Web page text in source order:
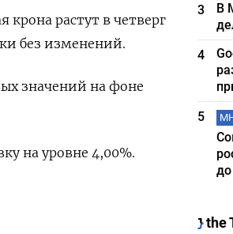
растут в четверг
без изменений.
значений на фоне
на уровне 4,00%.
3
В
4
5